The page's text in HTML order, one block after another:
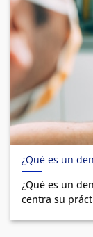
¿Qué es un
¿Qué es un
centra su